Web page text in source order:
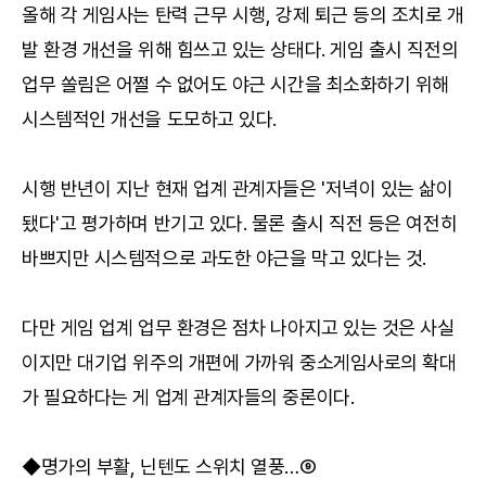
올해 각 게임사는 탄력 근무 시행, 강제 퇴근 등의 조치로 개
발 환경 개선을 위해 힘쓰고 있는 상태다. 게임 출시 직전의
업무 쏠림은 어쩔 수 없어도 야근 시간을 최소화하기 위해
시스템적인 개선을 도모하고 있다.
시행 반년이 지난 현재 업계 관계자들은 '저녁이 있는 삶이
됐다'고 평가하며 반기고 있다. 물론 출시 직전 등은 여전히
바쁘지만 시스템적으로 과도한 야근을 막고 있다는 것.
다만 게임 업계 업무 환경은 점차 나아지고 있는 것은 사실
이지만 대기업 위주의 개편에 가까워 중소게임사로의 확대
가 필요하다는 게 업계 관계자들의 중론이다.
◆명가의 부활, 닌텐도 스위치 열풍…⑨